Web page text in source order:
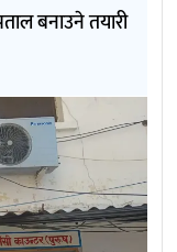
बनाउने तयारी